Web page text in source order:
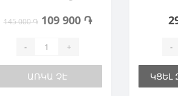
145 000 ֏ 109 900 ֏
- +
ԱՌԿԱ ՉԷ
-
ԿՑԵԼ